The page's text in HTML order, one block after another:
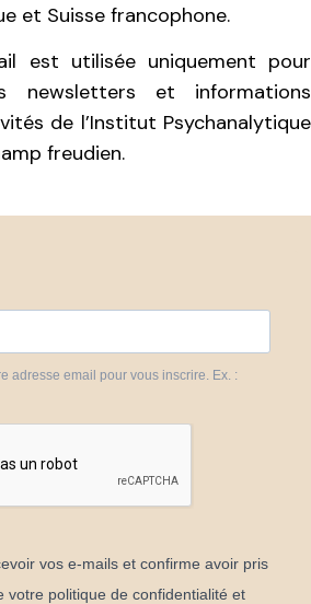
et Suisse francophone.
est utilisée uniquement pour
newsletters et informations
de l’Institut Psychanalytique
freudien.
adresse email pour vous inscrire. Ex. :
vos e-mails et confirme avoir pris
votre politique de confidentialité et